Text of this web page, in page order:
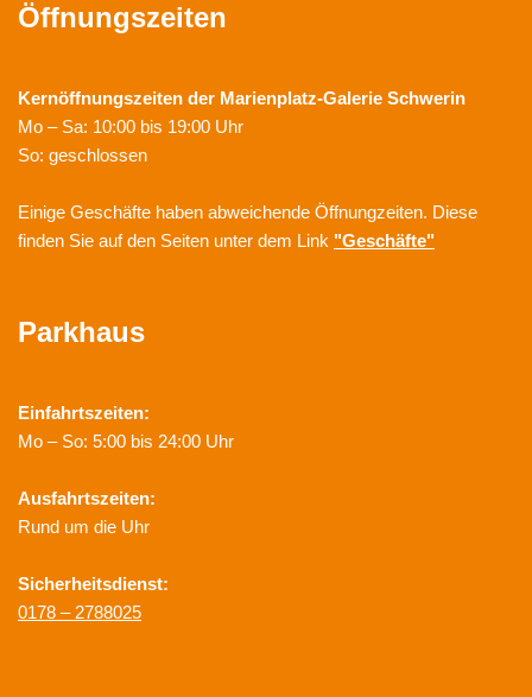
Öffnungszeiten
Kernöffnungszeiten der Marienplatz-Galerie Schwerin
Mo – Sa: 10:00 bis 19:00 Uhr
So: geschlossen
Einige Geschäfte haben abweichende Öffnungzeiten. Diese
finden Sie auf den Seiten unter dem Link "Geschäfte"
Parkhaus
Einfahrtszeiten:
Mo – So: 5:00 bis 24:00 Uhr
Ausfahrtszeiten:
Rund um die Uhr
Sicherheitsdienst:
0178 – 2788025